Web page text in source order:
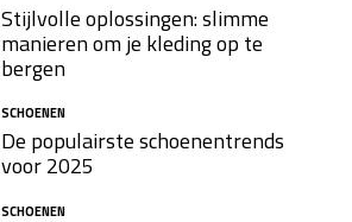
Stijlvolle oplossingen: slimme
manieren om je kleding op te
bergen
SCHOENEN
De populairste schoenentrends
voor 2025
SCHOENEN